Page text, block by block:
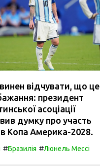
відчувати, що це
президент
асоціації
думку про участь
в Копа Америка-2028.
#Бразилія #Ліонель Мессі